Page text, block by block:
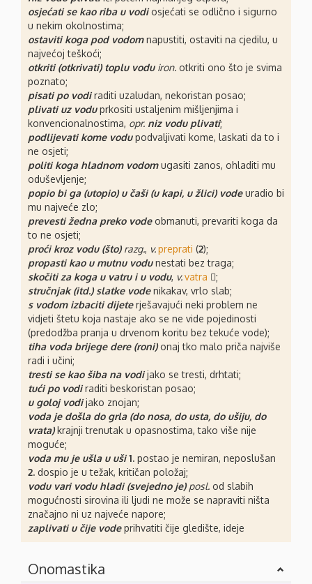
osjećati se kao riba u vodiosjećati se odlično i sigurno
u nekim okolnostima;
ostaviti koga pod vodomnapustiti, ostaviti na cjedilu, u
najvećoj teškoći;
otkriti (otkrivati) toplu vodu iron. otkriti ono što je svima
poznato;
pisati po vodiraditi uzaludan, nekoristan posao;
plivati uz voduprkositi ustaljenim mišljenjima i
konvencionalnostima, opr. niz vodu plivati;
podlijevati kome vodupodvaljivati kome, laskati da to i
ne osjeti;
politi koga hladnom vodomugasiti zanos, ohladiti mu
oduševljenje;
popio bi ga (utopio) u čaši (u kapi, u žlici) vodeuradio bi
mu najveće zlo;
prevesti žedna preko vodeobmanuti, prevariti koga da
to ne osjeti;
proći kroz vodu (što) razg., v.preprati (2);
propasti kao u mutnu vodunestati bez traga;
skočiti za koga u vatru i u vodu, v.vatra ⃟;
stručnjak (itd.) slatke vodenikakav, vrlo slab;
s vodom izbaciti dijeterješavajući neki problem ne
vidjeti štetu koja nastaje ako se ne vide pojedinosti
(predodžba pranja u drvenom koritu bez tekuće vode);
tiha voda brijege dere (roni)onaj tko malo priča najviše
radi i učini;
tresti se kao šiba na vodijako se tresti, drhtati;
tući po vodiraditi beskoristan posao;
u goloj vodijako znojan;
voda je došla do grla (do nosa, do usta, do ušiju, do
vrata)krajnji trenutak u opasnostima, tako više nije
moguće;
voda mu je ušla u uši 1. postao je nemiran, neposlušan
2. dospio je u težak, kritičan položaj;
vodu vari vodu hladi (svejedno je) posl. od slabih
mogućnosti sirovina ili ljudi ne može se napraviti ništa
značajno ni uz najveće napore;
zaplivati u čije vodeprihvatiti čije gledište, ideje
Onomastika